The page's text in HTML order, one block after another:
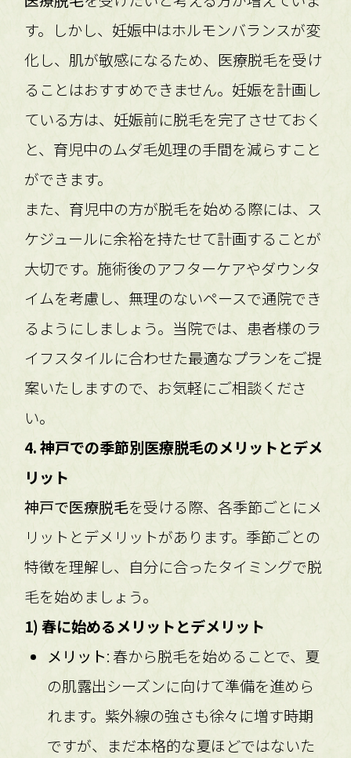
す。しかし、妊娠中はホルモンバランスが変
化し、肌が敏感になるため、医療脱毛を受け
ることはおすすめできません。妊娠を計画し
ている方は、妊娠前に脱毛を完了させておく
と、育児中のムダ毛処理の手間を減らすこと
ができます。
また、育児中の方が脱毛を始める際には、ス
ケジュールに余裕を持たせて計画することが
大切です。施術後のアフターケアやダウンタ
イムを考慮し、無理のないペースで通院でき
るようにしましょう。当院では、患者様のラ
イフスタイルに合わせた最適なプランをご提
案いたしますので、お気軽にご相談くださ
い。
4. 神戸での季節別医療脱毛のメリットとデメ
リット
神戸で医療脱毛を受ける際、各季節ごとにメ
リットとデメリットがあります。季節ごとの
特徴を理解し、自分に合ったタイミングで脱
毛を始めましょう。
1) 春に始めるメリットとデメリット
メリット: 春から脱毛を始めることで、夏
の肌露出シーズンに向けて準備を進めら
れます。紫外線の強さも徐々に増す時期
ですが、まだ本格的な夏ほどではないた